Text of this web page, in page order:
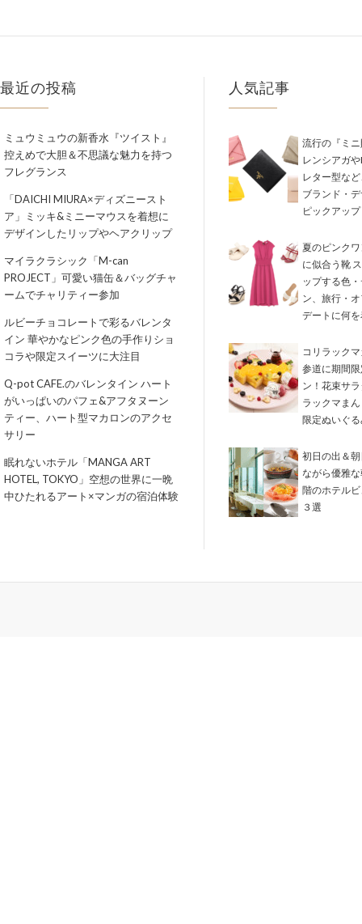
最近の投稿
ミュウミュウの新香水『ツイスト』
控えめで大胆＆不思議な魅力を持つ
フレグランス
「DAICHI MIURA×ディズニースト
ア」ミッキ&ミニーマウスを着想に
デザインしたリップやヘアクリップ
マイラクラシック「M-can
PROJECT」可愛い猫缶＆バッグチャ
ームでチャリティー参加
ルビーチョコレートで彩るバレンタ
イン 華やかなピンク色の手作りショ
コラや限定スイーツに大注目
Q-pot CAFE.のバレンタイン ハート
がいっぱいのパフェ&アフタヌーン
ティー、ハート型マカロンのアクセ
サリー
眠れないホテル「MANGA ART
HOTEL, TOKYO」空想の世界に一晩
中ひたれるアート×マンガの宿泊体験
人気記事
流行の『ミ
レンシアガ
レター型な
ブランド・
ピックアップ
夏のピンク
に似合う靴
ップする色
ン、旅行・
デートに何
コリラック
参道に期間
ン！花束サ
ラックマま
限定ぬいぐる
初日の出＆
ながら優雅な
階のホテル
３選